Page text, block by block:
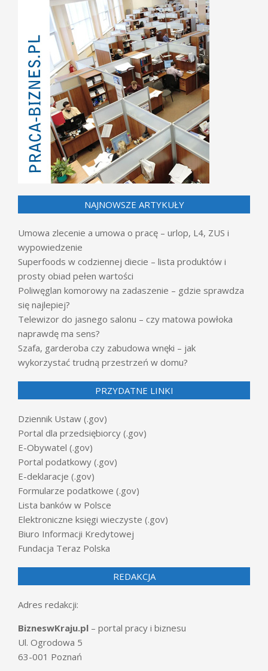
NAJNOWSZE ARTYKUŁY
Umowa zlecenie a umowa o pracę – urlop, L4, ZUS i
wypowiedzenie
Superfoods w codziennej diecie – lista produktów i
prosty obiad pełen wartości
Poliwęglan komorowy na zadaszenie – gdzie sprawdza
się najlepiej?
Telewizor do jasnego salonu – czy matowa powłoka
naprawdę ma sens?
Szafa, garderoba czy zabudowa wnęki – jak
wykorzystać trudną przestrzeń w domu?
PRZYDATNE LINKI
Dziennik Ustaw (.gov)
Portal dla przedsiębiorcy (.gov)
E-Obywatel (.gov)
Portal podatkowy (.gov)
E-deklaracje (.gov)
Formularze podatkowe (.gov)
Lista banków w Polsce
Elektroniczne księgi wieczyste (.gov)
Biuro Informacji Kredytowej
Fundacja Teraz Polska
REDAKCJA
Adres redakcji:
BizneswKraju.pl – portal pracy i biznesu
Ul. Ogrodowa 5
63-001 Poznań